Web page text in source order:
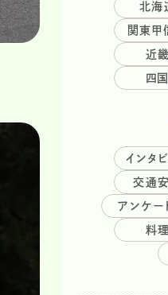
北海
関東甲
近畿
四国
インタ
交通
アンケー
料理